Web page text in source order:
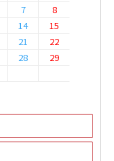
7
8
14
15
21
22
28
29